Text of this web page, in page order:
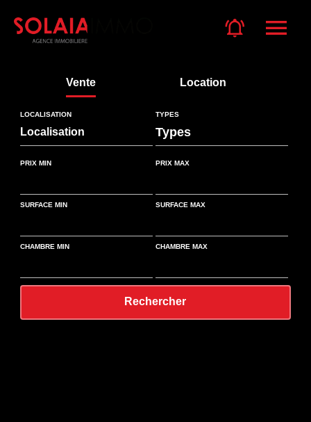
Vente Location
LOCALISATION
Localisation
TYPES
Types
PRIX MIN PRIX MAX
SURFACE MIN SURFACE MAX
CHAMBRE MIN CHAMBRE MAX
Rechercher